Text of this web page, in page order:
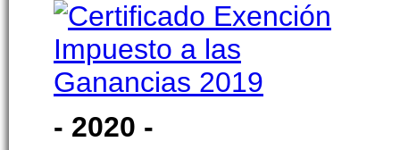
- 2020 -